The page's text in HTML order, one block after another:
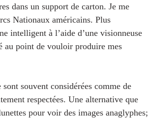
dans un support de carton. Je me
Nationaux américains. Plus
intelligent à l’aide d’une visionneuse
au point de vouloir produire mes
souvent considérées comme de
respectées. Une alternative que
pour voir des images anaglyphes;